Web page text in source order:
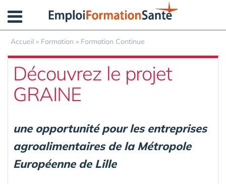
Accueil » Formation » Formation Continue
Découvrez le projet
GRAINE
une opportunité pour les entreprises
agroalimentaires de la Métropole
Européenne de Lille